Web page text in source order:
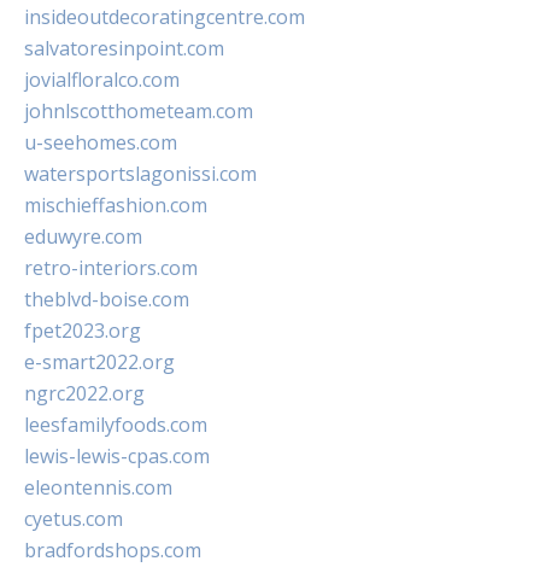
insideoutdecoratingcentre.com
salvatoresinpoint.com
jovialfloralco.com
johnlscotthometeam.com
u-seehomes.com
watersportslagonissi.com
mischieffashion.com
eduwyre.com
retro-interiors.com
theblvd-boise.com
fpet2023.org
e-smart2022.org
ngrc2022.org
leesfamilyfoods.com
lewis-lewis-cpas.com
eleontennis.com
cyetus.com
bradfordshops.com